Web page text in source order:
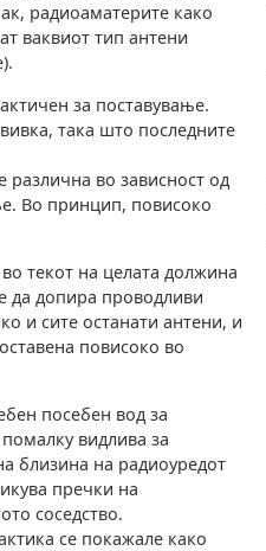
радиоаматерите како
ваквиот тип антени
за поставување.
така што последните
во зависност од
Во принцип, повисоко
текот на целата должина
да допира проводливи
и сите останати антени, и
повисоко во
посебен вод за
видлива за
близина на радиоуредот
пречки на
соседство.
се покажале како